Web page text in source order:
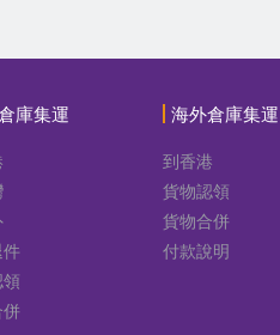
庫集運 海外倉庫集運
到香港
貨物認領
貨物合併
付款說明